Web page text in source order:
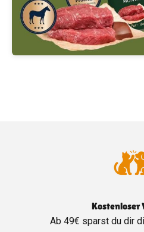
Kostenloser
Ab 49€ sparst du dir